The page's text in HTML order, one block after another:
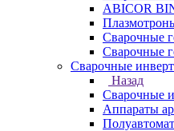
ABICOR
Сварочные
Сварочные
Сварочные
Назад
Сварочные
Аппараты